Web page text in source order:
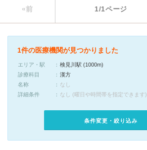
«前 1/1ページ
1件の医療機関が見つかりました
エリア・駅
検見川駅 (1000m)
診療科目
漢方
名称
なし
詳細条件
なし (曜日や時間帯を指定できます)
条件変更・絞り込み